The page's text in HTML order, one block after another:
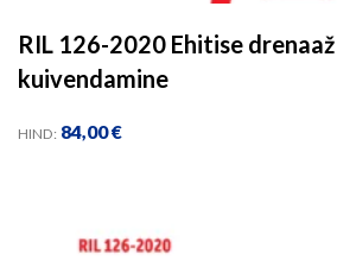
RIL 126-2020 Ehitise
kuivendamine
HIND: 84,00€